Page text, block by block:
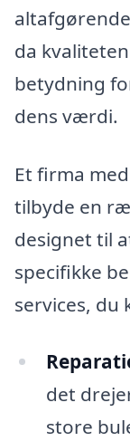
da
betydning
dens værdi.
Et firma
tilbyde en
designet til
specifikke
services, du
det
store